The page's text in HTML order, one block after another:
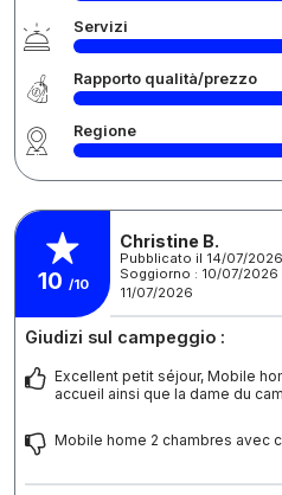
Servizi
Rapporto qualità/prezzo
Regione
10 /10
Christine B.
Pubblicato il 14/07/2026
Soggiorno : 10/07/2026
11/07/2026
Giudizi sul campeggio :
Excellent petit séjour, Mobile
accueil ainsi que la dame du
Mobile home 2 chambres avec